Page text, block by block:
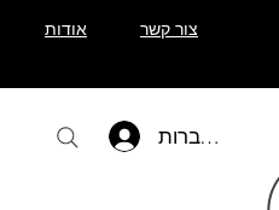
אודות צור קשר
להתחברות